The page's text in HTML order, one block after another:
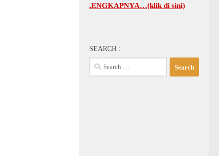
GBI-KA SELENGKAPNYA…(klik di sini)
SEARCH :
Search
for: